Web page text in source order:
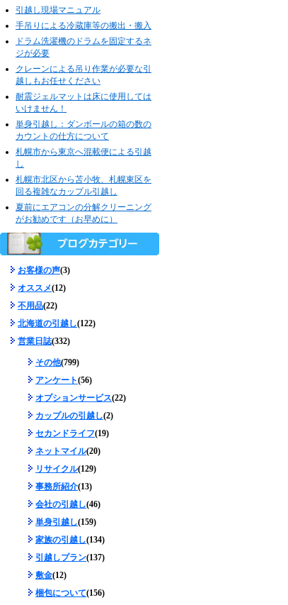
引越し現場マニュアル
手吊りによる冷蔵庫等の搬出・搬入
ドラム洗濯機のドラムを固定するネ
ジが必要
クレーンによる吊り作業が必要な引
越しもお任せください
耐震ジェルマットは床に使用しては
いけません！
単身引越し：ダンボールの箱の数の
カウントの仕方について
札幌市から東京へ混載便による引越
し
札幌市北区から苫小牧、札幌東区を
回る複雑なカップル引越し
夏前にエアコンの分解クリーニング
がお勧めです（お早めに）
お客様の声(3)
オススメ(12)
不用品(22)
北海道の引越し(122)
営業日誌(332)
その他(799)
アンケート(56)
オプションサービス(22)
カップルの引越し(2)
セカンドライフ(19)
ネットマイル(20)
リサイクル(129)
事務所紹介(13)
会社の引越し(46)
単身引越し(159)
家族の引越し(134)
引越しプラン(137)
敷金(12)
梱包について(156)